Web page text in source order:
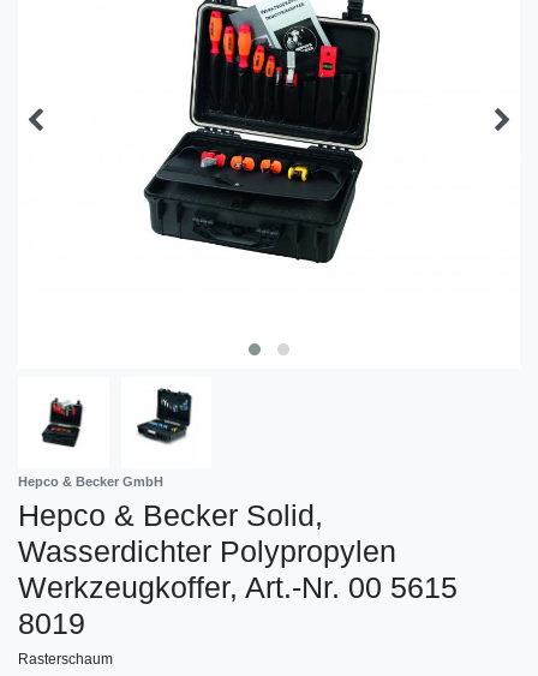
Hepco & Becker GmbH
Hepco & Becker Solid,
Wasserdichter Polypropylen
Werkzeugkoffer, Art.-Nr. 00 5615
8019
Rasterschaum